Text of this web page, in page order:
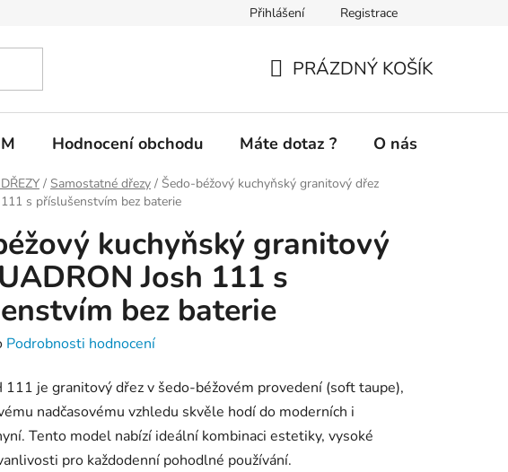
Doprava a platba Jak nakupovat
Přihlášení Registrace
KOŠÍK
PRÁZDNÝ KOŠÍK
Hodnocení obchodu Máte dotaz ? O nás
/ Samostatné dřezy / Šedo-béžový kuchyňský granitový dřez
s příslušenstvím bez baterie
kuchyňský granitový
Josh 111 s
bez baterie
Podrobnosti hodnocení
111 je granitový dřez v šedo-béžovém provedení (soft taupe),
nadčasovému vzhledu skvěle hodí do moderních i
Tento model nabízí ideální kombinaci estetiky, vysoké
pro každodenní pohodlné používání.